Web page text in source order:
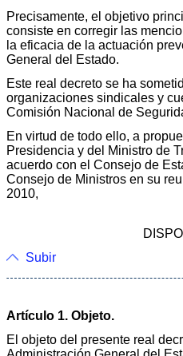
Precisamente, el objetivo
consiste en corregir las
la eficacia de la actuación
General del Estado.
Este real decreto se ha
organizaciones sindicales y
Comisión Nacional de
En virtud de todo ello, a
Presidencia y del Ministro de
acuerdo con el Consejo de
Consejo de Ministros en su
2010,
Subir
Artículo 1. Objeto.
El objeto del presente real